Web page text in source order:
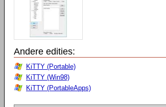
Andere edities:
KiTTY (Portable)
KiTTY (Win98)
KiTTY (PortableApps)